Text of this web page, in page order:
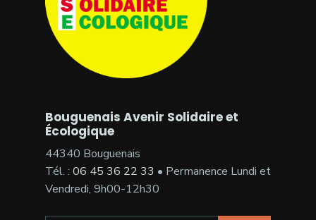
Bouguenais Avenir Solidaire et
Écologique
44340 Bouguenais
Tél. : 06 45 36 22 33 • Permanence Lundi et
Vendredi, 9h00-12h30